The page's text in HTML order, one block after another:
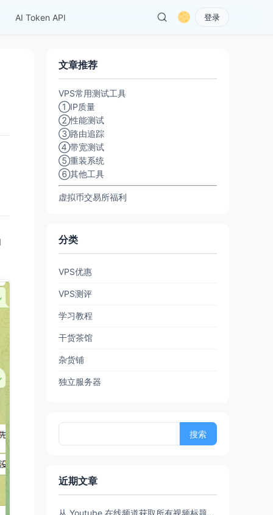
AI Token API 登录
文章推荐
VPS常用测试工具
①IP质量
②性能测试
③路由追踪
④带宽测试
⑤重装系统
⑥其他工具
虚拟币交易所福利
分类
VPS优惠
VPS测评
学习教程
干货茶馆
杂货铺
独立服务器
近期文章
从 Youtube 在线频道获取所有视频标题和链接 (URL)【20260702亲测有效】